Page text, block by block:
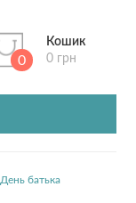
0
Кошик
0 грн
День батька